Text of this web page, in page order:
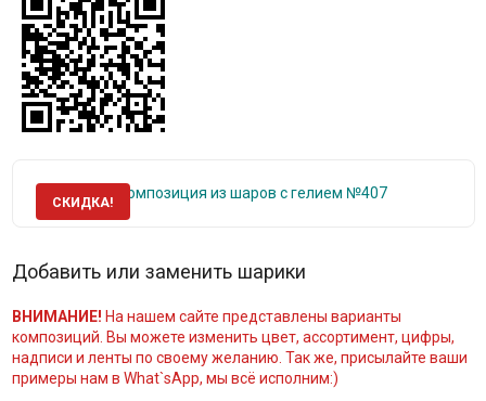
СКИДКА!
Добавить или заменить шарики
ВНИМАНИЕ! На нашем сайте представлены варианты
композиций. Вы можете изменить цвет, ассортимент, цифры,
надписи и ленты по своему желанию. Так же, присылайте ваши
примеры нам в What`sApp, мы всё исполним:)